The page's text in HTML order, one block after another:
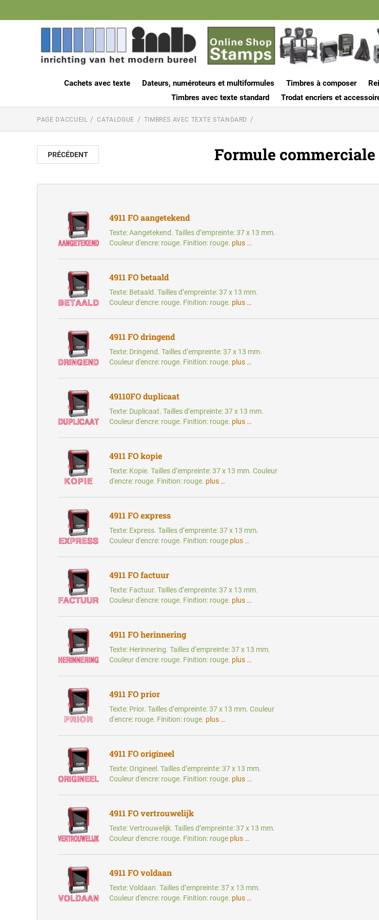
Cachets avec texte Dateurs, numéroteurs et multiformules Timbres à composer
Timbres avec texte standard
Trodat encriers et
PAGE D'ACCUEIL CATALOGUE TIMBRES AVEC TEXTE STANDARD
PRÉCÉDENT Formule
4911 FO aangetekend
Texte: Aangetekend. Tailles d’empreinte: 37 x 13 mm.
Couleur d'encre: rouge. Finition: rouge. plus …
4911 FO betaald
Texte: Betaald. Tailles d’empreinte: 37 x 13 mm.
Couleur d'encre: rouge. Finition: rouge. plus …
4911 FO dringend
Texte: Dringend. Tailles d’empreinte: 37 x 13 mm.
Couleur d'encre: rouge. Finition: rouge. plus …
49110FO duplicaat
Texte: Duplicaat. Tailles d’empreinte: 37 x 13 mm.
Couleur d'encre: rouge. Finition: rouge. plus …
4911 FO kopie
Texte: Kopie. Tailles d’empreinte: 37 x 13 mm. Couleur
d'encre: rouge. Finition: rouge. plus …
4911 FO express
Texte: Express. Tailles d’empreinte: 37 x 13 mm.
Couleur d'encre: rouge. Finition: rouge plus …
4911 FO factuur
Texte: Factuur. Tailles d’empreinte: 37 x 13 mm.
Couleur d'encre: rouge. Finition: rouge. plus …
4911 FO herinnering
Texte: Herinnering. Tailles d’empreinte: 37 x 13 mm.
Couleur d'encre: rouge. Finition: rouge. plus …
4911 FO prior
Texte: Prior. Tailles d’empreinte: 37 x 13 mm. Couleur
d'encre: rouge. Finition: rouge. plus …
4911 FO origineel
Texte: Origineel. Tailles d’empreinte: 37 x 13 mm.
Couleur d'encre: rouge. Finition: rouge. plus …
4911 FO vertrouwelijk
Texte: Vertrouwelijk. Tailles d’empreinte: 37 x 13 mm.
Couleur d'encre: rouge. Finition: rouge plus …
4911 FO voldaan
Texte: Voldaan. Tailles d’empreinte: 37 x 13 mm.
Couleur d'encre: rouge. Finition: rouge. plus …